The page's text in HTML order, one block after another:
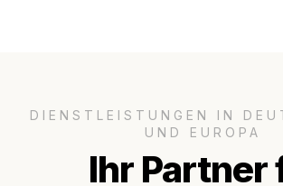
DIENSTLEISTUNGEN IN
UND EUROPA
Ihr Partner